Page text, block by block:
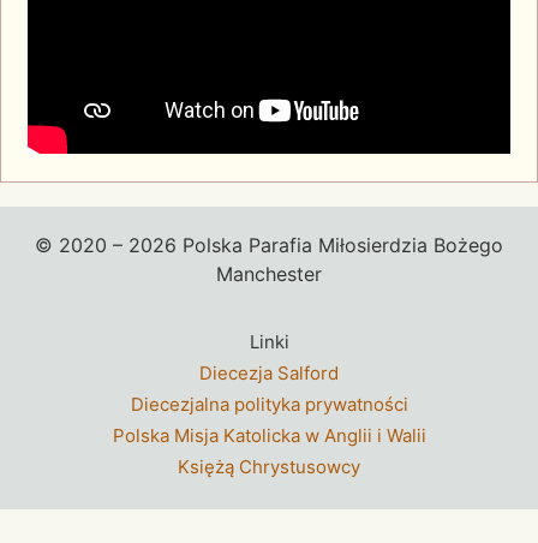
© 2020 – 2026 Polska Parafia Miłosierdzia Bożego
Manchester
Linki
Diecezja Salford
Diecezjalna polityka prywatności
Polska Misja Katolicka w Anglii i Walii
Księżą Chrystusowcy